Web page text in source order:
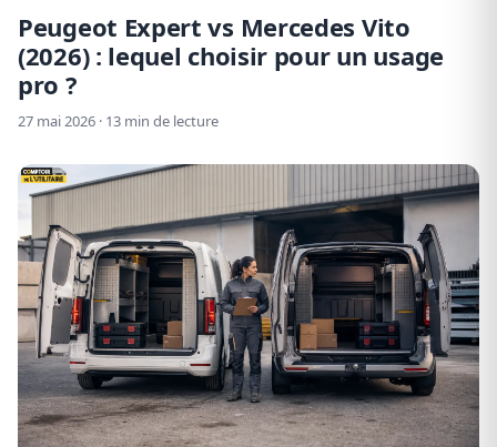
Peugeot Expert vs Mercedes Vito
(2026) : lequel choisir pour un usage
pro ?
27 mai 2026 · 13 min de lecture